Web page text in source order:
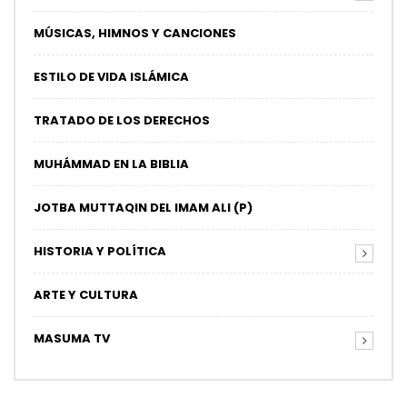
MÚSICAS, HIMNOS Y CANCIONES
ESTILO DE VIDA ISLÁMICA
TRATADO DE LOS DERECHOS
MUHÁMMAD EN LA BIBLIA
JOTBA MUTTAQIN DEL IMAM ALI (P)
HISTORIA Y POLÍTICA
ARTE Y CULTURA
MASUMA TV